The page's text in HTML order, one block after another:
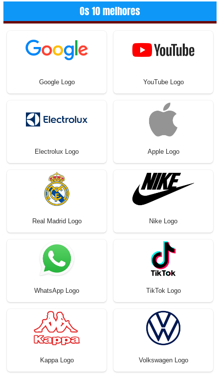
Os 10 melhores
Google Logo YouTube Logo
Electrolux Logo Apple Logo
Real Madrid Logo Nike Logo
WhatsApp Logo TikTok Logo
Kappa Logo Volkswagen Logo